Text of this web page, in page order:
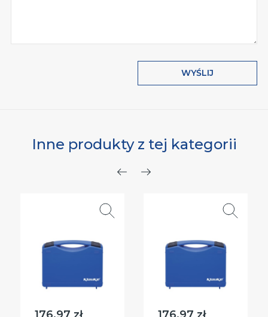
WYŚLIJ
Inne produkty z tej kategorii